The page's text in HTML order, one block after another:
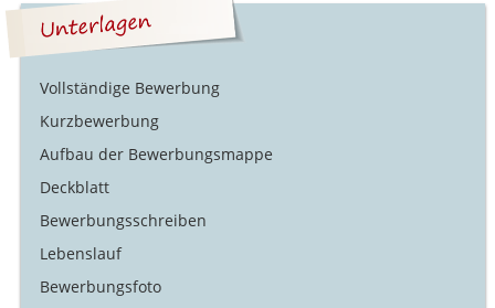
Vollständige Bewerbung
Kurzbewerbung
Aufbau der Bewerbungsmappe
Deckblatt
Bewerbungsschreiben
Lebenslauf
Bewerbungsfoto